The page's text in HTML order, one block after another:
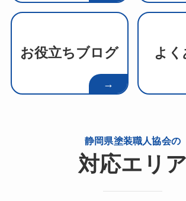
お役立ちブログ
→
よく
静岡県塗装職人協会の
対応エリア